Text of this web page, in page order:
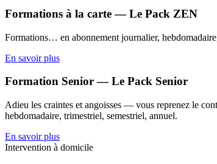
Formations à la carte — Le Pack ZEN
Formations… en abonnement journalier,
En savoir plus
Formation Senior — Le Pack Senior
Adieu les craintes et angoisses — vous reprenez le
hebdomadaire, trimestriel, semestriel, annuel.
En savoir plus
Intervention à domicile